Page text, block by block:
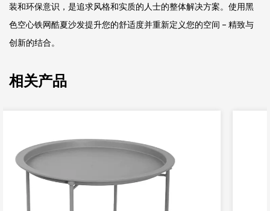
装和环保意识，是追求风格和实质的人士的整体解决方案。使用黑
色空心铁网酷夏沙发提升您的舒适度并重新定义您的空间 - 精致与
创新的结合。
相关产品